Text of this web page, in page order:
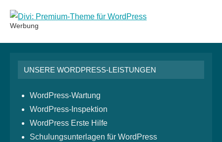
Werbung
UNSERE WORDPRESS-LEISTUNGEN
WordPress-Wartung
WordPress-Inspektion
WordPress Erste Hilfe
Schulungsunterlagen für WordPress